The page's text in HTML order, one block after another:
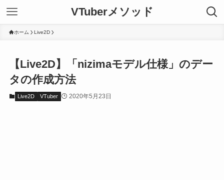
VTuberメソッド
ホーム Live2D
【Live2D】「nizimaモデル仕様」のデー
タの作成方法
Live2D VTuber 2020年5月23日